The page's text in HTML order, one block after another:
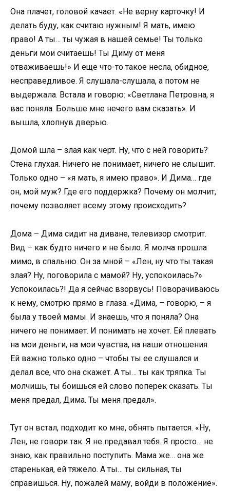
Она плачет, головой качает. «Не верну карточку! И
делать буду, как считаю нужным! Я мать, имею
право! А ты… ты чужая в нашей семье! Ты только
деньги мои считаешь! Ты Диму от меня
отваживаешь!» И еще что-то такое несла, обидное,
несправедливое. Я слушала-слушала, а потом не
выдержала. Встала и говорю: «Светлана Петровна, я
вас поняла. Больше мне нечего вам сказать». И
вышла, хлопнув дверью.
Домой шла – злая как черт. Ну, что с ней говорить?
Стена глухая. Ничего не понимает, ничего не слышит.
Только одно – «я мать, я имею право». И Дима… где
он, мой муж? Где его поддержка? Почему он молчит,
почему позволяет всему этому происходить?
Дома – Дима сидит на диване, телевизор смотрит.
Вид – как будто ничего и не было. Я молча прошла
мимо, в спальню. Он за мной – «Лен, ну что ты такая
злая? Ну, поговорила с мамой? Ну, успокоилась?»
Успокоилась?! Да я сейчас взорвусь! Поворачиваюсь
к нему, смотрю прямо в глаза. «Дима, – говорю, – я
была у твоей мамы. И знаешь, что я поняла? Она
ничего не понимает. И понимать не хочет. Ей плевать
на мои деньги, на мои чувства, на наши отношения.
Ей важно только одно – чтобы ты ее слушался и
делал все, что она скажет. А ты… ты как тряпка. Ты
молчишь, ты боишься ей слово поперек сказать. Ты
меня предал, Дима. Ты меня предал».
Тут он встал, подходит ко мне, обнять пытается. «Ну,
Лен, не говори так. Я не предавал тебя. Я просто… не
знаю, как правильно поступить. Мама же… она же
старенькая, ей тяжело. А ты… ты сильная, ты
справишься. Ну, пожалей маму, войди в положение».